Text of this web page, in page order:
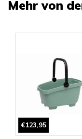
Mehr von
€123,95